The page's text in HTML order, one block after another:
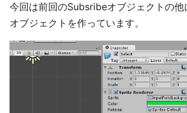
今回は前回のSubsribeオブジェクトの
オブジェクトを作っています。